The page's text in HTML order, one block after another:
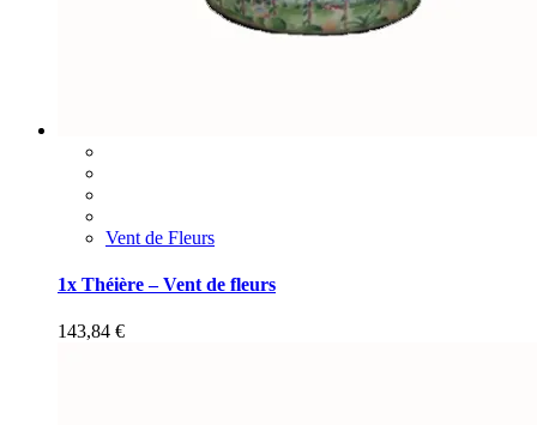
Vent de Fleurs
1x Théière – Vent de fleurs
143,84 €